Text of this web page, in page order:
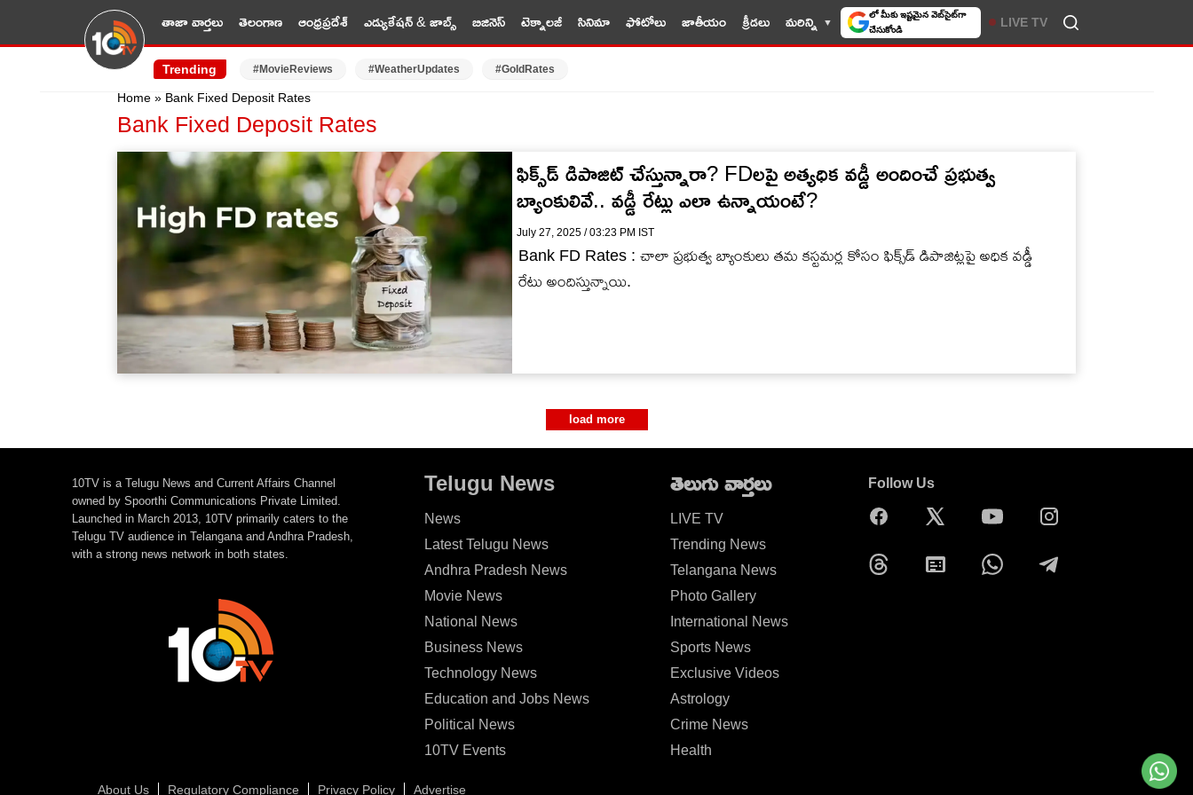
తాజా వార్తలు తెలంగాణ ఆంధ్రప్రదేశ్ ఎడ్యుకేషన్ & జాబ్స్ బిజినెస్ టెక్నాలజీ సినిమా ఫోటోలు జాతీయం క్రీడలు మరిన్ని
లో మీకు ఇష్టమైన వెబ్‌సైట్‌గా
చేసుకోండి
LIVE TV
Trending #MovieReviews #WeatherUpdates #GoldRates
Home » Bank Fixed Deposit Rates
Bank Fixed Deposit Rates
ఫిక్స్‌‌డ్ డిపాజిట్ చేస్తున్నారా? FDలపై అత్యధిక వడ్డీ అందించే ప్రభుత్వ
బ్యాంకులివే.. వడ్డీ రేట్లు ఎలా ఉన్నాయంటే?
July 27, 2025 / 03:23 PM IST
Bank FD Rates : చాలా ప్రభుత్వ బ్యాంకులు తమ కస్టమర్ల కోసం ఫిక్స్‌డ్ డిపాజిట్లపై అధిక వడ్డీ
రేటు అందిస్తున్నాయి.
load more
10TV is a Telugu News and Current Affairs Channel
owned by Spoorthi Communications Private Limited.
Launched in March 2013, 10TV primarily caters to the
Telugu TV audience in Telangana and Andhra Pradesh,
with a strong news network in both states.
Telugu News
News
Latest Telugu News
Andhra Pradesh News
Movie News
National News
Business News
Technology News
Education and Jobs News
Political News
10TV Events
తెలుగు వార్తలు
LIVE TV
Trending News
Telangana News
Photo Gallery
International News
Sports News
Exclusive Videos
Astrology
Crime News
Health
Follow Us
About Us Regulatory Compliance Privacy Policy Advertise